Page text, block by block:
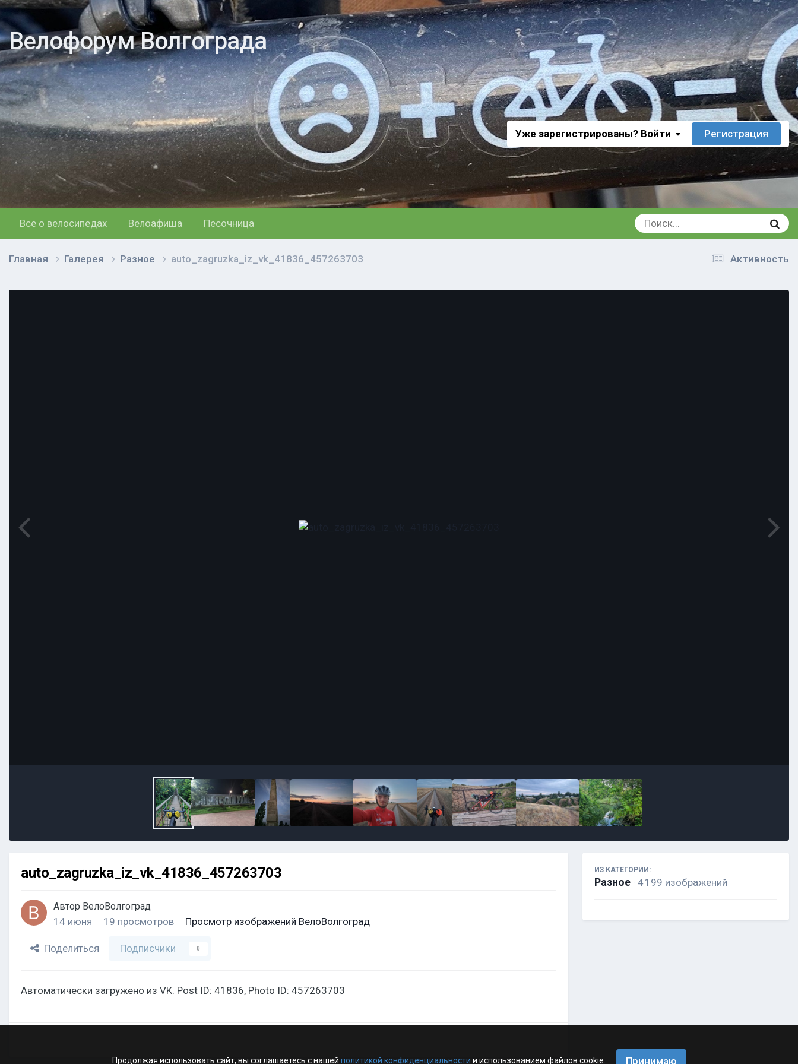
Велофорум Волгограда
Уже зарегистрированы? Войти Регистрация
Все о велосипедах Велоафиша Песочница
Активность
Главная Галерея Разное auto_zagruzka_iz_vk_41836_457263703
auto_zagruzka_iz_vk_41836_457263703
Автор ВелоВолгоград
14 июня 19 просмотров Просмотр изображений ВелоВолгоград
Поделиться Подписчики 0
Автоматически загружено из VK. Post ID: 41836, Photo ID: 457263703
ИЗ КАТЕГОРИИ:
Разное · 4 199 изображений
Продолжая использовать сайт, вы соглашаетесь с нашей политикой конфиденциальности и использованием файлов cookie. Принимаю